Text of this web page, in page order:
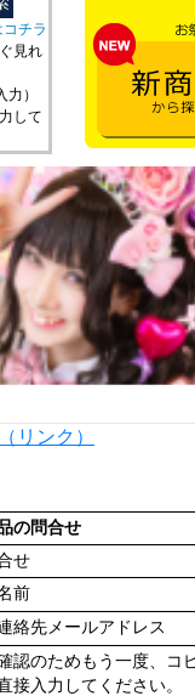
チラ
見れ
）
して
リンク）
の問合せ
せ
前
絡先メールアドレス
認のためもう一度、コ
接入力してください。